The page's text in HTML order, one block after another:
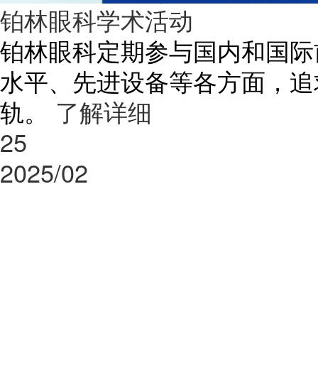
铂林眼科学术活动
铂林眼科定期参与国内和国
水平、先进设备等各方面，
轨。
了解详细
25
2025/02